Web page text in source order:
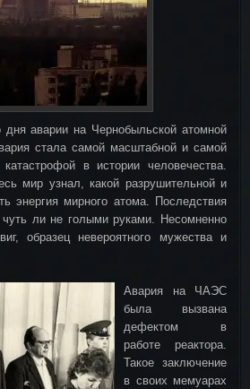
дня аварии на Чернобыльской атомной
стала самой масштабной и самой
катастрофой в истории человечества.
мир узнал, какой разрушительной и
энергия мирного атома. Последствия
чуть ли не голыми руками. Несомненно
образец невероятного мужества и
Авария на ЧАЭС
была вызвана
дефектом в
работе реактора.
Такое заключение
в своих мемуарах